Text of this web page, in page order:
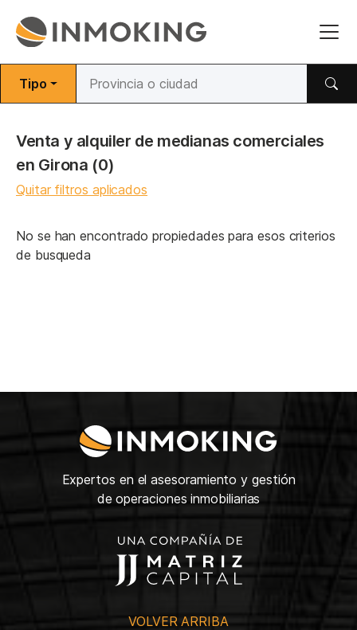
Tipo
Venta y alquiler de medianas comerciales
en Girona (0)
Quitar filtros aplicados
No se han encontrado propiedades para esos criterios
de busqueda
Expertos en el asesoramiento y gestión
de operaciones inmobiliarias
VOLVER ARRIBA